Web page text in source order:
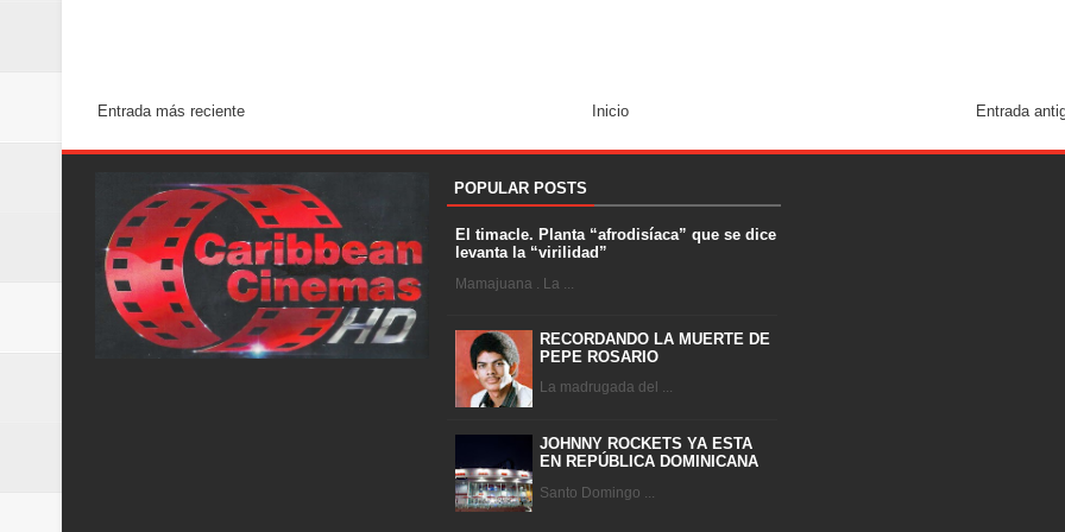
Entrada más reciente Entrada
Inicio
POPULAR POSTS
El timacle. Planta “afrodisíaca” que se dice
levanta la “virilidad”
Mamajuana . La ...
RECORDANDO LA MUERTE DE
PEPE ROSARIO
La madrugada del ...
JOHNNY ROCKETS YA ESTA
EN REPÚBLICA DOMINICANA
Santo Domingo ...